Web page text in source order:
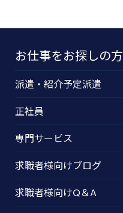
お仕事をお探しの方
派遣・紹介予定派遣
正社員
専門サービス
求職者様向けブログ
求職者様向けQ＆A